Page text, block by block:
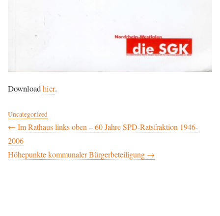
Downloadhier.
Uncategorized
Beitragsnavigation
← Im Rathaus links oben – 60 Jahre SPD-Ratsfraktion 1946-
2006
Höhepunkte kommunaler Bürgerbeteiligung →